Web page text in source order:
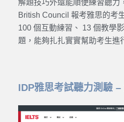
解題技巧外還能順便練習聽力
British Council 報考雅思的考
100 個互動練習、 13 個教學
題，能夠扎扎實實幫助考生進
IDP雅思考試聽力測驗 –